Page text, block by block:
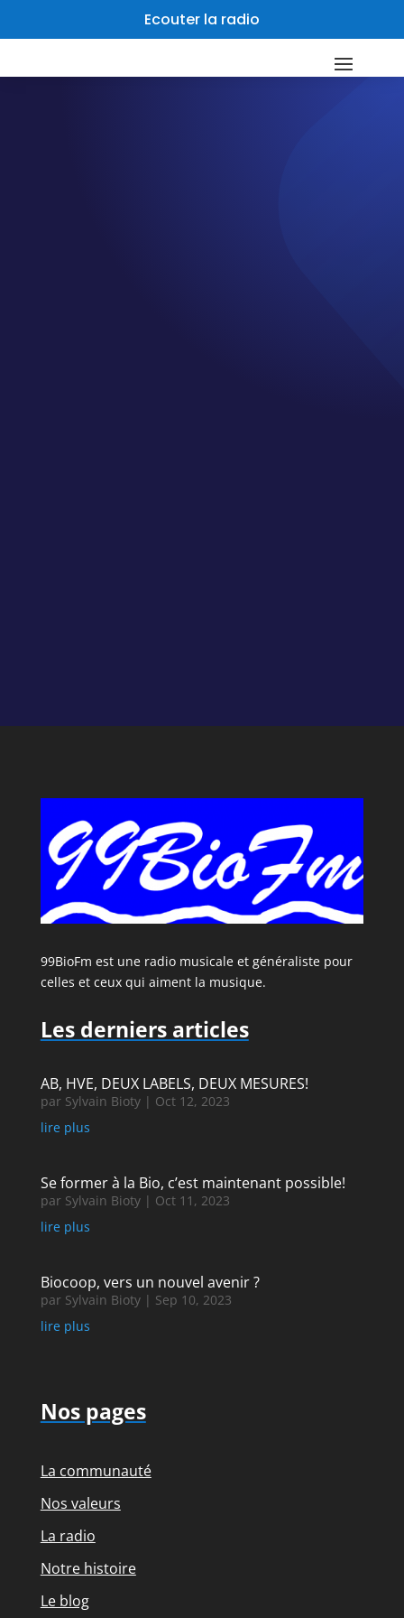
Ecouter la radio
99BioFm est une radio musicale et généraliste pour
celles et ceux qui aiment la musique.
Les derniers articles
AB, HVE, DEUX LABELS, DEUX MESURES!
par Sylvain Bioty| Oct 12, 2023
lire plus
Se former à la Bio, c’est maintenant possible!
par Sylvain Bioty| Oct 11, 2023
lire plus
Biocoop, vers un nouvel avenir ?
par Sylvain Bioty| Sep 10, 2023
lire plus
Nos pages
La communauté
Nos valeurs
La radio
Notre histoire
Le blog